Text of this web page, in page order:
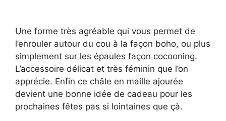
Une forme très agréable qui vous permet de
l’enrouler autour du cou à la façon boho, ou plus
simplement sur les épaules façon cocooning.
L’accessoire délicat et très féminin que l’on
apprécie. Enfin ce châle en maille ajourée
devient une bonne idée de cadeau pour les
prochaines fêtes pas si lointaines que çà.